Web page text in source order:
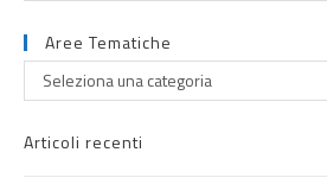
Aree Tematiche
Seleziona una categoria
Articoli recenti